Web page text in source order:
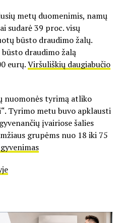
metų duomenimis, namų
sudarė 39 proc. visų
būsto draudimo žalų.
draudimo žalą
eurų.Viršuliškių daugiabučio
nuomonės tyrimą atliko
Tyrimo metu buvo apklausti
įvairiose šalies
grupėms nuo 18 iki 75